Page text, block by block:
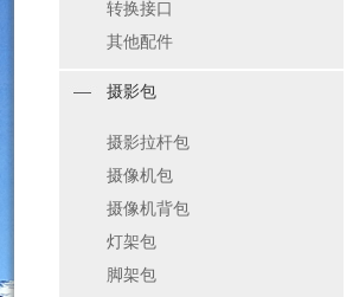
转换接口
其他配件
摄影包
摄影拉杆包
摄像机包
摄像机背包
灯架包
脚架包